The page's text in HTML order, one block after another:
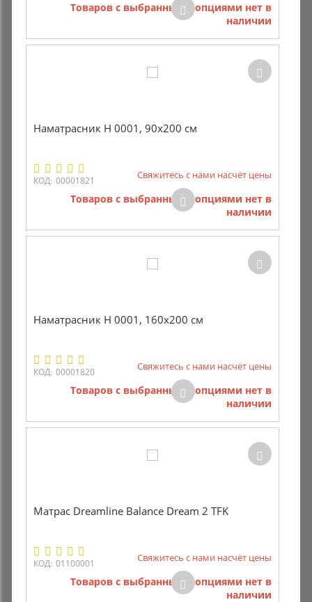
Товаров с выбранными опциями нет в
наличии
Наматрасник Н 0001, 90х200 см
КОД: 00001821 Свяжитесь с нами насчёт цены
Товаров с выбранными опциями нет в
наличии
Наматрасник Н 0001, 160х200 см
КОД: 00001820 Свяжитесь с нами насчёт цены
Товаров с выбранными опциями нет в
наличии
Матрас Dreamline Balance Dream 2 TFK
КОД: 01100001 Свяжитесь с нами насчёт цены
Товаров с выбранными опциями нет в
наличии